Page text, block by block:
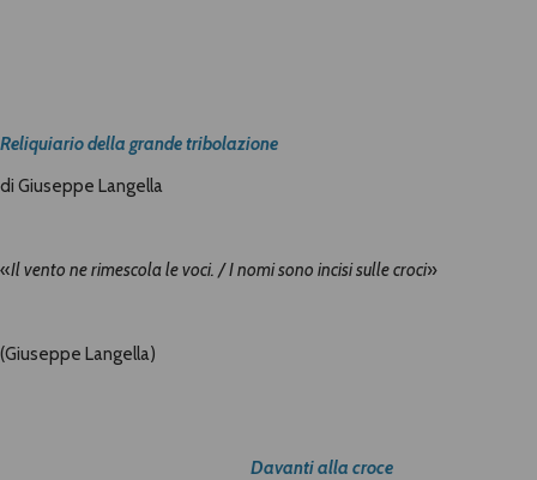
Reliquiario della grande tribolazione
di Giuseppe Langella
«Il vento ne rimescola le voci. / I nomi sono incisi sulle croci»
(Giuseppe Langella)
Davanti alla croce